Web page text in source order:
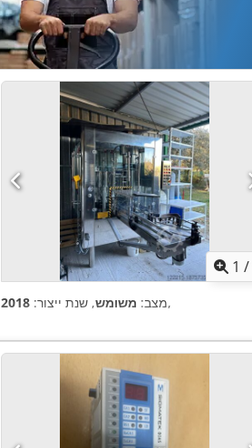
1 /
מצב: משומש, שנת ייצור: 2018 ,